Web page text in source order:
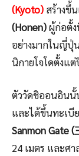
(Kyoto) สร้างขึ้
(Honen)ผู้ก่อตั้
อย่างมากในญี่ปุ่
นิกายโจโดตั้งแ
ตัววัดชิออนอินนั้
และได้ขึ้นทะเ
Sanmon Gate (
24 เมตร และศา